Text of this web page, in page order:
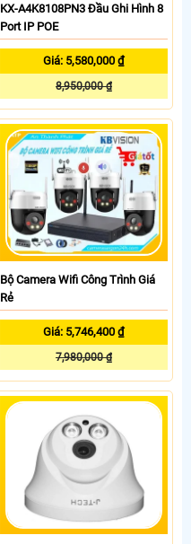
KX-A4K8108PN3 Đầu Ghi Hình 8
Port IP POE
Giá: 5,580,000 ₫
8,950,000 ₫
Bộ Camera Wifi Công Trình Giá
Rẻ
Giá: 5,746,400 ₫
7,980,000 ₫